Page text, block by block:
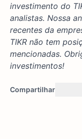
investimento do
analistas. Nossa
recentes da
TIKR não tem
mencionadas.
investimentos!
Compartilhar